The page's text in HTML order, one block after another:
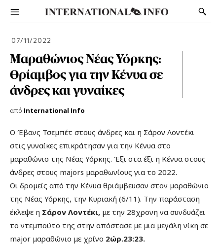
07/11/2022
Μαραθώνιος Νέας Υόρκης:
Θρίαμβος για την Κένυα σε
άνδρες και γυναίκες
από International Info
Ο Έβανς Τσεμπέτ στους άνδρες και η Σάρον Λοντέκι
στις γυναίκες επικράτησαν για την Κένυα στο
μαραθώνιο της Νέας Υόρκης. Έξι στα έξι η Κένυα στους
άνδρες στους majors μαραθωνίους για το 2022.
Οι δρομείς από την Κένυα θριάμβευσαν στον μαραθώνιο
της Νέας Υόρκης, την Κυριακή (6/11). Την παράσταση
έκλεψε η Σάρον Λοντέκι, με την 28χρονη να συνδυάζει
το ντεμπούτο της στην απόστασε με μια μεγάλη νίκη σε
major μαραθώνιο με χρίνο 2ώρ.23:23.